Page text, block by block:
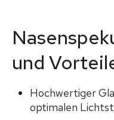
und
Hochwertiger
optimalen